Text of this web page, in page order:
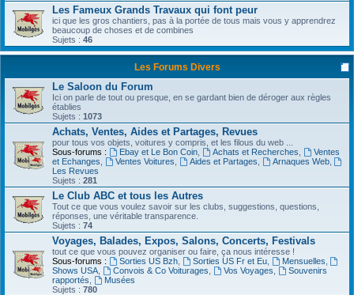
Les Fameux Grands Travaux qui font peur
ici que les gros chantiers, pas à la portée de tous mais vous y apprendrez
beaucoup de choses et de combines
Sujets : 46
Les Forums Divers
Le Saloon du Forum
Ici on parle de tout ou presque, en se gardant bien de déroger aux règles
établies
Sujets : 1073
Achats, Ventes, Aides et Partages, Revues
pour tous vos objets, voitures y compris, et les filous du web ...
Sous-forums :
Ebay et Le Bon Coin, Achats et Recherches
Ventes
et Echanges
Ventes Voitures Aides et Partages Arnaques Web,
Les Revues
Sujets : 281
Le Club ABC et tous les Autres
Tout ce que vous voulez savoir sur les clubs, suggestions, questions,
réponses, une véritable transparence.
Sujets : 74
Voyages, Balades, Expos, Salons, Concerts, Festivals
tout ce que vous pouvez organiser ou faire, ça nous intéresse !
Sous-forums :
Sorties US Bzh, Sorties US Fr et Eu, Mensuelles
Shows USA
Convois & Co Voiturages Vos Voyages
Souvenirs
rapportés
Musées
Sujets : 780